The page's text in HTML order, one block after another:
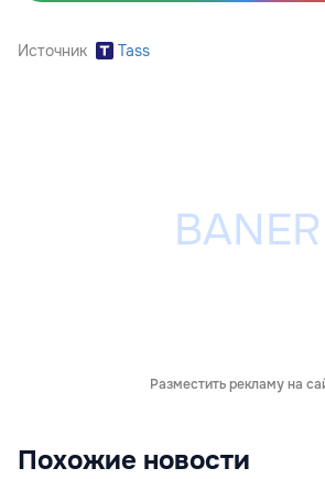
Источник Tass
Разместить рекламу на
Похожие новости